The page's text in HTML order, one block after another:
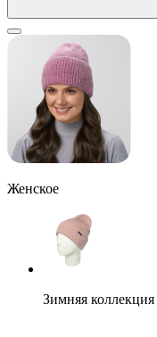
Женское
Зимняя коллекция